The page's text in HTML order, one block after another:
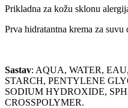
Prikladna za kožu sklonu
Prva hidratantna krema za
Sastav: AQUA, WATER,
STARCH, PENTYLENE
SODIUM HYDROXIDE,
CROSSPOLYMER.